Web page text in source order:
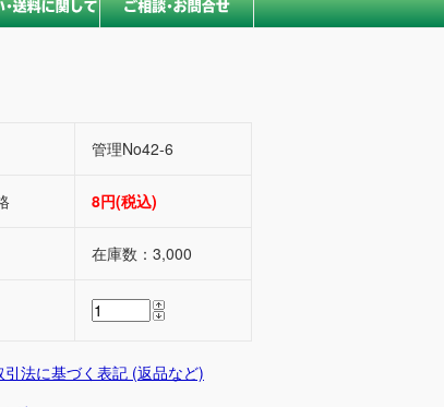
管理No42-6
8円(税込)
在庫数：3,000
引法に基づく表記 (返品など)